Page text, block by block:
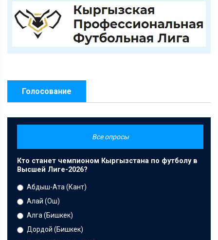
Голосование
Все опросы
Кто станет чемпионом Кыргызстана по футболу в
Высшей Лиге-2026?
Абдыш-Ата (Кант)
Алай (Ош)
Алга (Бишкек)
Дордой (Бишкек)